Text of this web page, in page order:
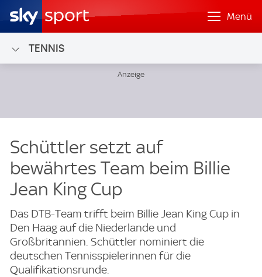
Menü
TENNIS
Schüttler setzt auf
bewährtes Team beim Billie
Jean King Cup
Das DTB-Team trifft beim Billie Jean King Cup in
Den Haag auf die Niederlande und
Großbritannien. Schüttler nominiert die
deutschen Tennisspielerinnen für die
Qualifikationsrunde.